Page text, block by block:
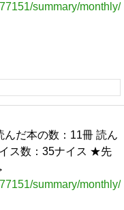
summary/monthly/
んだ本の数：11冊 読ん
ス数：35ナイス ★先
summary/monthly/